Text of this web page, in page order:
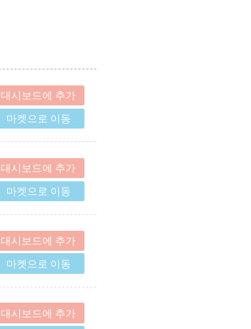
대시보드에 추가
마켓으로 이동
대시보드에 추가
마켓으로 이동
대시보드에 추가
마켓으로 이동
대시보드에 추가